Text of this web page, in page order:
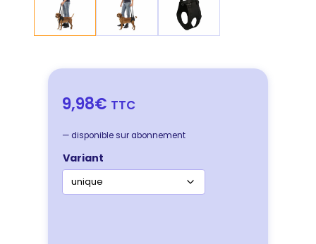
9,98€ TTC
— disponible sur abonnement
Variant